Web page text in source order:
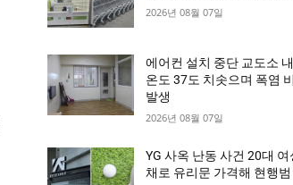
2026년 08월 07일
에어컨 설치 중단 교도소
온도 37도 치솟으며 폭염
발생
2026년 08월 07일
YG 사옥 난동 사건 20대 여
채로 유리문 가격해 현행범